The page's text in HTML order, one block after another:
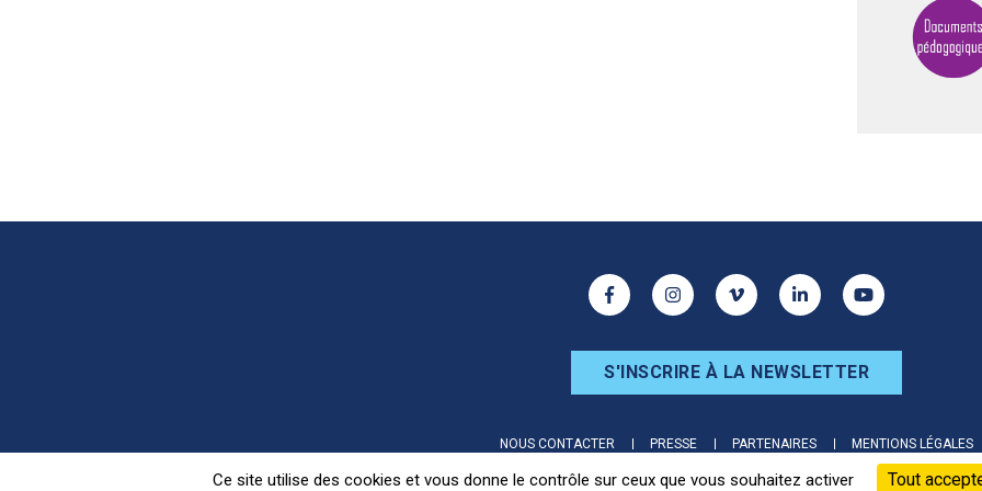
Retrouvez Pariscience sur les réseaux sociaux
FacebookInstagramVimeo LinkedinYoutube
S'INSCRIRE À LA NEWSLETTER
NOUS CONTACTER PRESSE PARTENAIRES MENTIONS LÉGALES
Ce site utilise des cookies et vous donne le contrôle sur ceux que vous souhaitez activer Tout